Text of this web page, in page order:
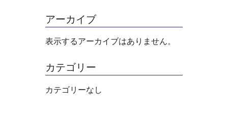
アーカイブ
表示するアーカイブはありません。
カテゴリー
カテゴリーなし